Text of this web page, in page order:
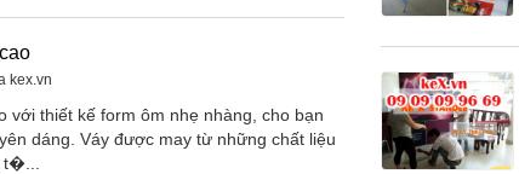
kex.vn
với thiết kế form ôm nhẹ nhàng, cho bạn
dáng. Váy được may từ những chất liệu